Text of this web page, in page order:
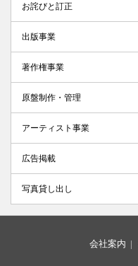
お詫びと訂正
出版事業
著作権事業
原盤制作・管理
アーティスト事業
広告掲載
写真貸し出し
会社案内 |